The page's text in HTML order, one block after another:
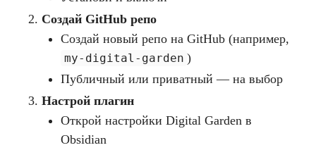
Создай GitHub репо
Создай новый репо на GitHub (например,
my-digital-garden )
Публичный или приватный — на выбор
Настрой плагин
Открой настройки Digital Garden в
Obsidian